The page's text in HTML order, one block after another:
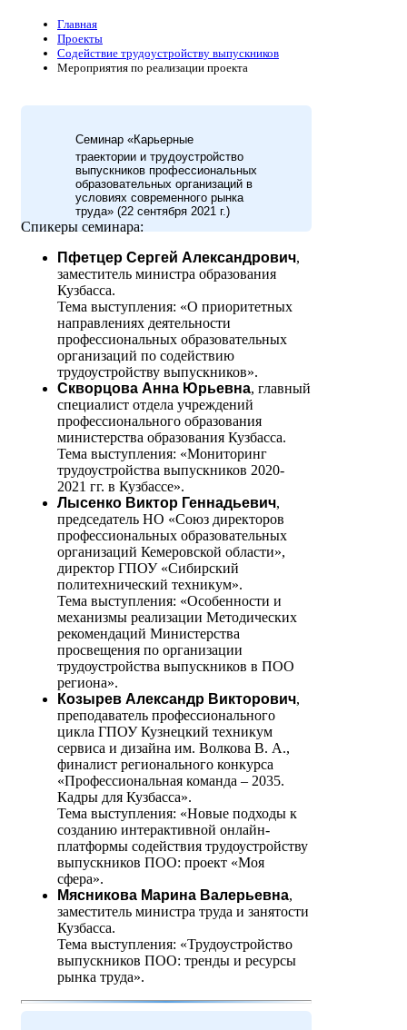
Главная
Проекты
Содействие трудоустройству выпускников
Мероприятия по реализации проекта
Семинар «Карьерные
траектории и трудоустройство
выпускников профессиональных
образовательных организаций в
условиях современного рынка
труда» (22 сентября 2021 г.)
Спикеры семинара:
Пфетцер Сергей Александрович,
заместитель министра образования
Кузбасса.
Тема выступления: «О приоритетных
направлениях деятельности
профессиональных образовательных
организаций по содействию
трудоустройству выпускников».
Скворцова Анна Юрьевна, главный
специалист отдела учреждений
профессионального образования
министерства образования Кузбасса.
Тема выступления: «Мониторинг
трудоустройства выпускников 2020-
2021 гг. в Кузбассе».
Лысенко Виктор Геннадьевич,
председатель НО «Союз директоров
профессиональных образовательных
организаций Кемеровской области»,
директор ГПОУ «Сибирский
политехнический техникум».
Тема выступления: «Особенности и
механизмы реализации Методических
рекомендаций Министерства
просвещения по организации
трудоустройства выпускников в ПОО
региона».
Козырев Александр Викторович,
преподаватель профессионального
цикла ГПОУ Кузнецкий техникум
сервиса и дизайна им. Волкова В. А.,
финалист регионального конкурса
«Профессиональная команда – 2035.
Кадры для Кузбасса».
Тема выступления: «Новые подходы к
созданию интерактивной онлайн-
платформы содействия трудоустройству
выпускников ПОО: проект «Моя
сфера».
Мясникова Марина Валерьевна,
заместитель министра труда и занятости
Кузбасса.
Тема выступления: «Трудоустройство
выпускников ПОО: тренды и ресурсы
рынка труда».